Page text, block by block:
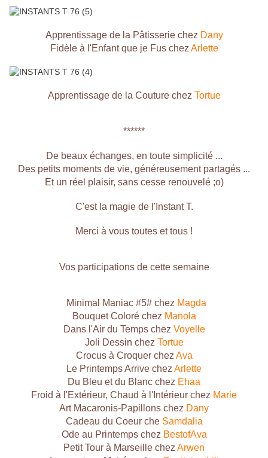
Apprentissage de la Pâtisserie chez Dany
Fidèle à l'Enfant que je Fus chez Arlette
Apprentissage de la Couture chez Tortue
******
De beaux échanges, en toute simplicité ...
Des petits moments de vie, généreusement partagés ...
Et un réel plaisir, sans cesse renouvelé ;o)
C'est la magie de l'Instant T.
Merci à vous toutes et tous !
Vos participations de cette semaine
Minimal Maniac #5# chez Magda
Bouquet Coloré chez Manola
Dans l'Air du Temps chez Voyelle
Joli Dessin chez Tortue
Crocus à Croquer chez Ava
Le Printemps Arrive chez Arlette
Du Bleu et du Blanc chez Ehaa
Froid à l'Extérieur, Chaud à l'Intérieur chez Marie
Art Macaronis-Papillons chez Dany
Cadeau du Coeur che Samdalia
Ode au Printemps chez BestofAva
Petit Tour à Marseille chez Arwen